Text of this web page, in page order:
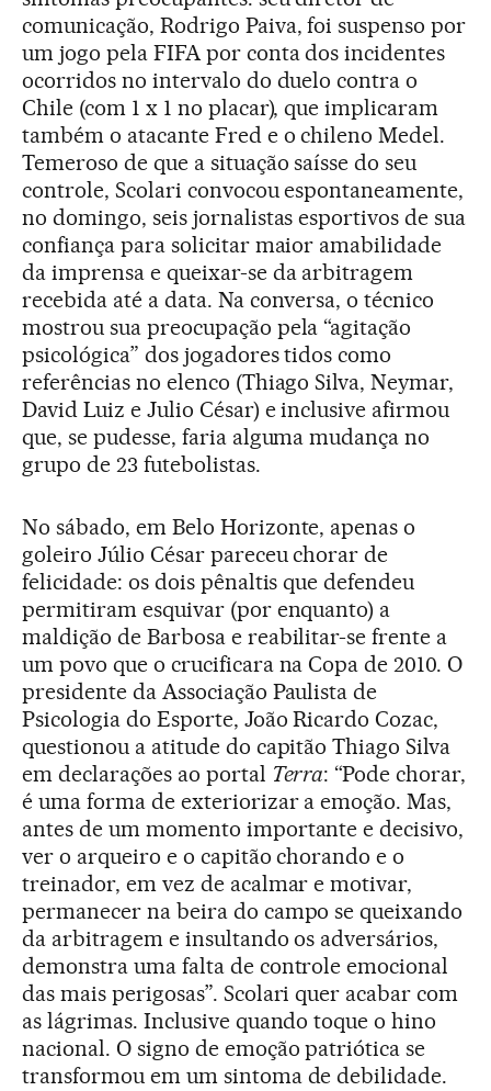
comunicação, Rodrigo Paiva, foi suspenso por
um jogo pela FIFA por conta dos incidentes
ocorridos no intervalo do duelo contra o
Chile (com 1 x 1 no placar), que implicaram
também o atacante Fred e o chileno Medel.
Temeroso de que a situação saísse do seu
controle, Scolari convocou espontaneamente,
no domingo, seis jornalistas esportivos de sua
confiança para solicitar maior amabilidade
da imprensa e queixar-se da arbitragem
recebida até a data. Na conversa, o técnico
mostrou sua preocupação pela “agitação
psicológica” dos jogadores tidos como
referências no elenco (Thiago Silva, Neymar,
David Luiz e Julio César) e inclusive afirmou
que, se pudesse, faria alguma mudança no
grupo de 23 futebolistas.
No sábado, em Belo Horizonte, apenas o
goleiro Júlio César pareceu chorar de
felicidade: os dois pênaltis que defendeu
permitiram esquivar (por enquanto) a
maldição de Barbosa e reabilitar-se frente a
um povo que o crucificara na Copa de 2010. O
presidente da Associação Paulista de
Psicologia do Esporte, João Ricardo Cozac,
questionou a atitude do capitão Thiago Silva
em declarações ao portal Terra: “Pode chorar,
é uma forma de exteriorizar a emoção. Mas,
antes de um momento importante e decisivo,
ver o arqueiro e o capitão chorando e o
treinador, em vez de acalmar e motivar,
permanecer na beira do campo se queixando
da arbitragem e insultando os adversários,
demonstra uma falta de controle emocional
das mais perigosas”. Scolari quer acabar com
as lágrimas. Inclusive quando toque o hino
nacional. O signo de emoção patriótica se
transformou em um sintoma de debilidade.